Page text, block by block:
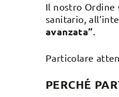
Il nostro Ordine
sanitario,
avanzata”.
Particolare
PERCHÉ